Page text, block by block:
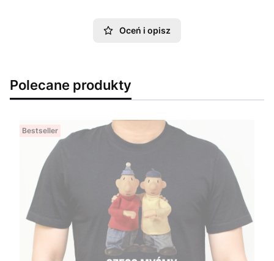
Oceń i opisz
Polecane produkty
Bestseller